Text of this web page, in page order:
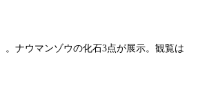
ナウマンゾウの化石3点が展示。観覧は